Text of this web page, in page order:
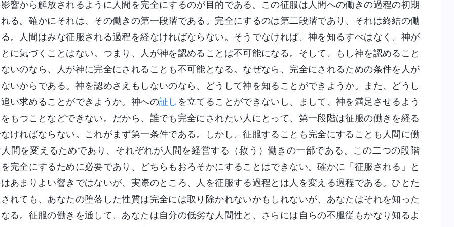
響から解放されるように人間を完全にするのが目的である。この征服は人間への働きの過程の初期
る。確かにそれは、その働きの第一段階である。完全にするのは第二段階であり、それは終結の働
。人間はみな征服される過程を経なければならない。そうでなければ、神を知るすべはなく、神が
に気づくことはない。つまり、人が神を認めることは不可能になる。そして、もし神を認めること
いのなら、人が神に完全にされることも不可能となる。なぜなら、完全にされるための条件を人が
いからである。神を認めさえもしないのなら、どうして神を知ることができようか。また、どうし
い求めることができようか。神への証し を立てることができないし、まして、神を満足させるよう
もつことなどできない。だから、誰でも完全にされたい人にとって、第一段階は征服の働きを経る
ければならない。これがまず第一条件である。しかし、征服することも完全にすることも人間に働
間を変えるためであり、それぞれが人間を経営する（救う）働きの一部である。この二つの段階
完全にするために必要であり、どちらもおろそかにすることはできない。確かに「征服される」と
あまりよい響きではないが、実際のところ、人を征服する過程とは人を変える過程である。ひとた
れても、あなたの堕落した性質は完全には取り除かれないかもしれないが、あなたはそれを知った
る。征服の働きを通して、あなたは自分の低劣な人間性と、さらには自らの不服従もかなり知るよ